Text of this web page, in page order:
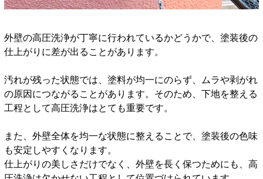
外壁の高圧洗浄が丁寧に行われているかどうかで、塗装後の
仕上がりに差が出ることがあります。
汚れが残った状態では、塗料が均一にのらず、ムラや剥がれ
の原因につながることがあります。そのため、下地を整える
工程として高圧洗浄はとても重要です。
また、外壁全体を均一な状態に整えることで、塗装後の色味
も安定しやすくなります。
仕上がりの美しさだけでなく、外壁を長く保つためにも、高